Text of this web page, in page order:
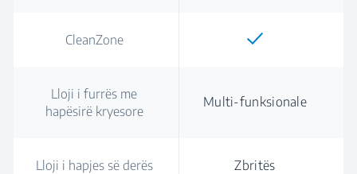
CleanZone
Lloji i furrës me
hapësirë kryesore
Multi-funksionale
Lloji i hapjes së derës Zbritës